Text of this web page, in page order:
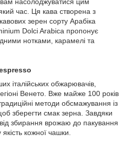
час. Ця кава створена з
зерен сорту Арабіка
Dolci Arabica пропонує
нотками, карамелі та
італійських обжарювачів,
Венето. Вже майже 100 років
методи обсмажування із
зберегти смак зерна. Завдяки
збирання врожаю до пакування
кожної чашки.